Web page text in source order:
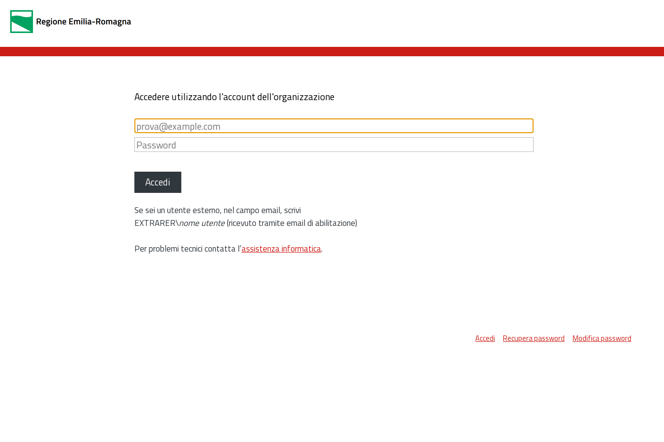
Accedere utilizzando l'account dell'organizzazione
Accedi
Se sei un utente esterno, nel campo email, scrivi
EXTRARER\nome utente(ricevuto tramite email di abilitazione)
Per problemi tecnici contatta l’assistenza informatica.
Accedi Recupera password Modifica password